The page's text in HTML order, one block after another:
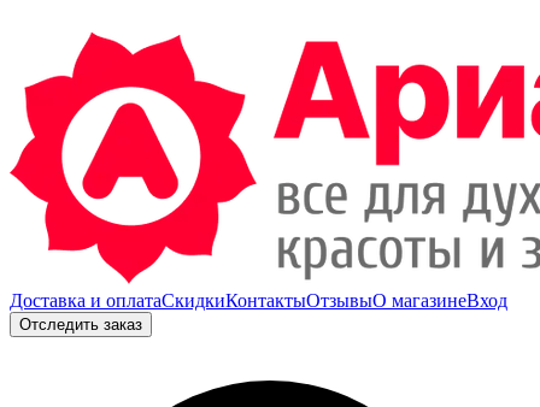
Доставка и оплатаСкидкиКонтактыОтзывыО магазинеВход
Отследить заказ